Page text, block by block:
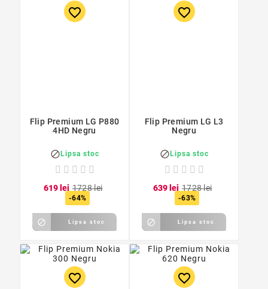
favorite_border
Flip Premium LG P880
4HD Negru
 Lipsa stoc
619lei 1728lei
-64%
 Lipsa stoc
favorite_border
Flip Premium LG L3
Negru
 Lipsa stoc
639lei 1728lei
-63%
 Lipsa stoc
favorite_border favorite_border